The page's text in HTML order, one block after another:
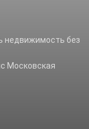
недвижимость без
Московская